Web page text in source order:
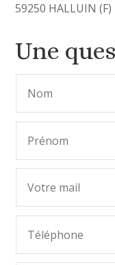
59250 HALLUIN (F)
Une